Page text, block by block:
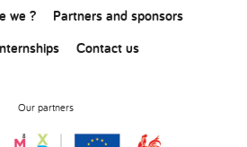
we ?
Partners and sponsors
Contact us
Our partners